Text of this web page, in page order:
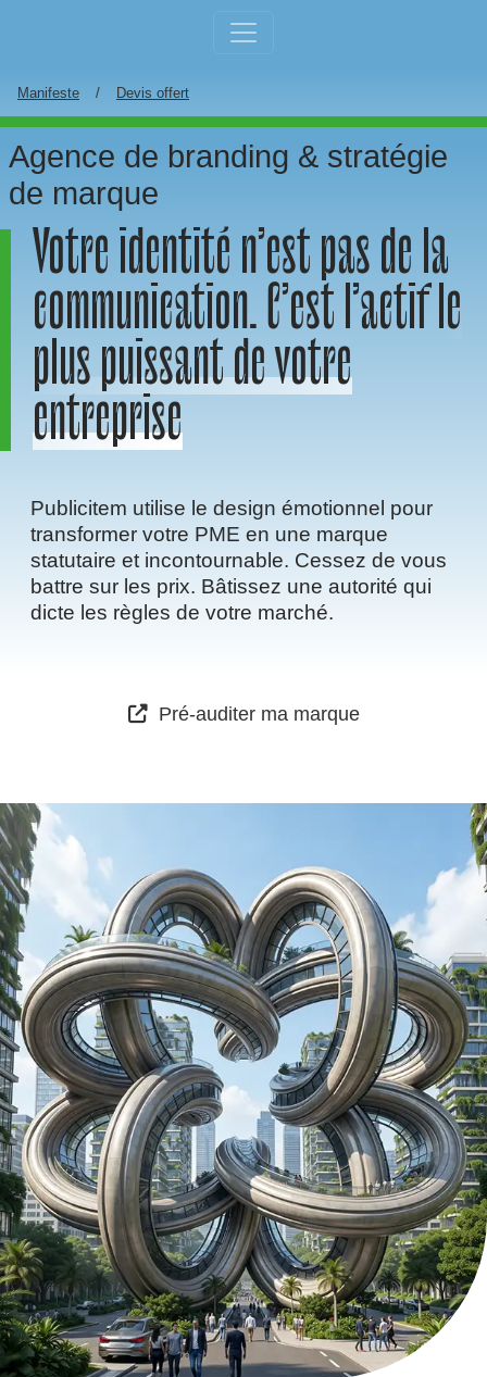
Manifeste Devis offert
Agence de branding & stratégie
de marque
Votre identité n’est pas de la
communication. C’est l’actifle
plus puissant de votre
entreprise
Publicitem utilise le design émotionnel pour
transformer votre PME en une marque
statutaire et incontournable. Cessez de vous
battre sur les prix. Bâtissez une autorité qui
dicte les règles de votre marché.
Pré-auditer ma marque